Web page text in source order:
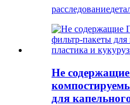
расследование
Не
для